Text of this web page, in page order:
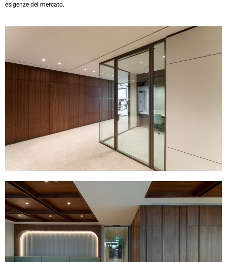
esigenze del mercato.